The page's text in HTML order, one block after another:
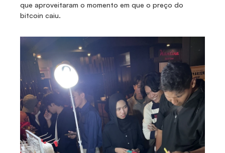
que aproveitaram o momento em que o preço do
bitcoin caiu.